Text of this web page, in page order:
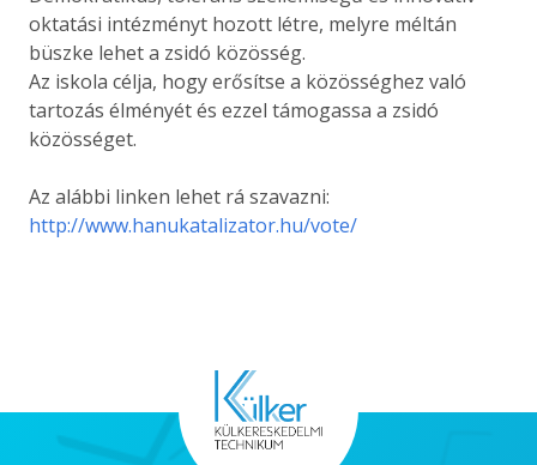
oktatási intézményt hozott létre, melyre méltán
büszke lehet a zsidó közösség.
Az iskola célja, hogy erősítse a közösséghez való
tartozás élményét és ezzel támogassa a zsidó
közösséget.
Az alábbi linken lehet rá szavazni:
http://www.hanukatalizator.hu/vote/